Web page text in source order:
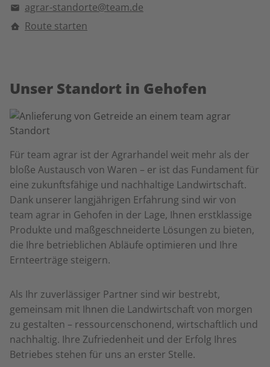
agrar-standorte@team.de
Route starten
Unser Standort in Gehofen
Für team agrar ist der Agrarhandel weit mehr als der
bloße Austausch von Waren – er ist das Fundament für
eine zukunftsfähige und nachhaltige Landwirtschaft.
Dank unserer langjährigen Erfahrung sind wir von
team agrar in Gehofen in der Lage, Ihnen erstklassige
Produkte und maßgeschneiderte Lösungen zu bieten,
die Ihre betrieblichen Abläufe optimieren und Ihre
Ernteerträge steigern.
Als Ihr zuverlässiger Partner sind wir bestrebt,
gemeinsam mit Ihnen die Landwirtschaft von morgen
zu gestalten – ressourcenschonend, wirtschaftlich und
nachhaltig. Ihre Zufriedenheit und der Erfolg Ihres
Betriebes stehen für uns an erster Stelle.